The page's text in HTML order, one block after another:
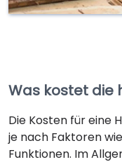
Was kostet die
Die Kosten für eine
je nach Faktoren
Funktionen. Im